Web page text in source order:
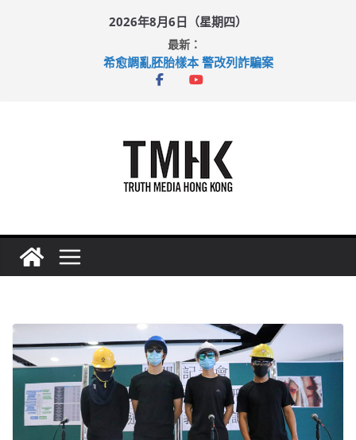
2026年8月6日（星期四）
最新：
希愈調亂胚胎樣本 警改列詐騙案
足球盛會次場激戰 祖雲達斯挫車路士